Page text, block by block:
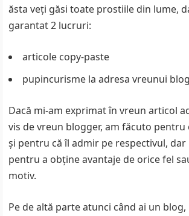
ăsta veţi găsi toate prostiile din lume,
garantat 2 lucruri:
articole copy-paste
pupincurisme la adresa vreunui
Dacă mi-am exprimat în vreun articol
vis de vreun blogger, am făcuto pentru
şi pentru că îl admir pe respectivul, dar
pentru a obţine avantaje de orice fel
motiv.
Pe de altă parte atunci când ai un